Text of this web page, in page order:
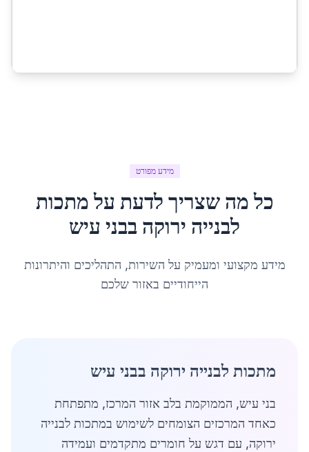
מידע מפורט
כל מה שצריך לדעת עלמתכות
לבנייה ירוקה בבני עיש
מידע מקצועי ומעמיק על השירות, התהליכים והיתרונות
הייחודיים באזור שלכם
מתכות לבנייה ירוקה בבני עיש
בני עיש, הממוקמת בלב אזור המרכז, מתפתחת
כאחד המרכזים הצומחים לשימוש במתכות לבנייה
ירוקה, עם דגש על חומרים מתקדמים ועמידה